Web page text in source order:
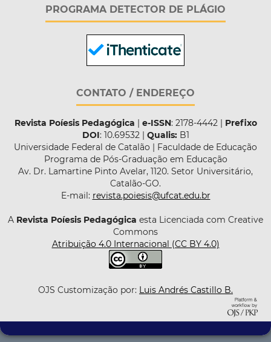
PROGRAMA DETECTOR DE PLÁGIO
CONTATO / ENDEREÇO
Revista Poíesis Pedagógica | e-ISSN: 2178-4442 | Prefixo
DOI: 10.69532 | Qualis:B1
Universidade Federal de Catalão | Faculdade de Educação
Programa de Pós-Graduação em Educação
Av. Dr. Lamartine Pinto Avelar, 1120. Setor Universitário,
Catalão-GO.
E-mail: revista.poiesis@ufcat.edu.br
A Revista Poíesis Pedagógica esta Licenciada com Creative
Commons
Atribuição 4.0 Internacional (CC BY 4.0)
OJS Customização por: Luis Andrés Castillo B.